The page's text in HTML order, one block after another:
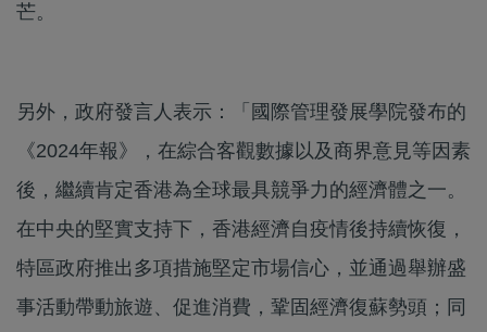
芒。
另外，政府發言人表示：「國際管理發展學院發布的
《2024年報》，在綜合客觀數據以及商界意見等因素
後，繼續肯定香港為全球最具競爭力的經濟體之一。
在中央的堅實支持下，香港經濟自疫情後持續恢復，
特區政府推出多項措施堅定市場信心，並通過舉辦盛
事活動帶動旅遊、促進消費，鞏固經濟復蘇勢頭；同